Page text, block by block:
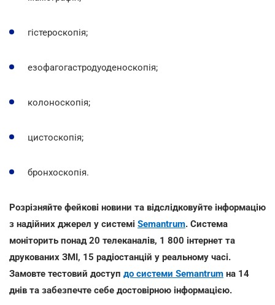
гістероскопія;
езофагогастродуоденоскопія;
колоноскопія;
цистоскопія;
бронхоскопія.
Розрізняйте фейкові новини та відслідковуйте інформацію
з надійних джерел у системі Semantrum. Система
моніторить понад 20 телеканалів, 1 800 інтернет та
друкованих ЗМІ, 15 радіостанцій у реальному часі.
Замовте тестовий доступ до системи Semantrum на 14
днів та забезпечте себе достовірною інформацією.